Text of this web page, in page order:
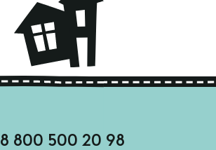
8 800 500 20 98